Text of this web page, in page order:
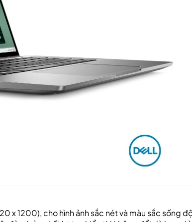
x 1200), cho hình ảnh sắc nét và màu sắc sống